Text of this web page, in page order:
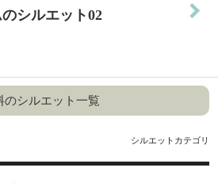
シルエット02
のシルエット一覧
シルエットカテゴリ